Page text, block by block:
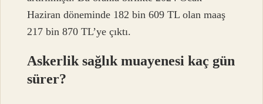
Haziran döneminde 182 bin 609 TL olan maaş
217 bin 870 TL’ye çıktı.
Askerlik sağlık muayenesi kaç gün
sürer?